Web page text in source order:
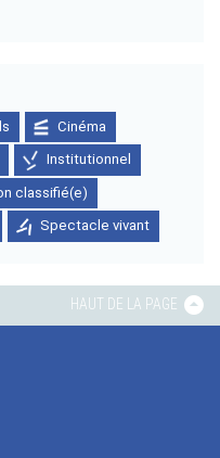
Cinéma
Institutionnel
classifié(e)
Spectacle vivant
HAUT DE LA PAGE